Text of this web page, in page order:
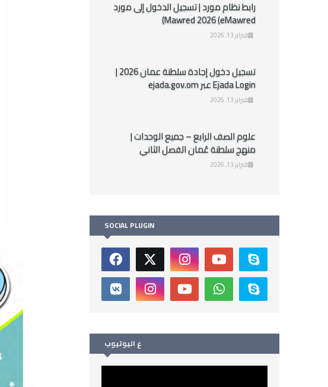
رابط نظام مورد | تسجيل الدخول إلى مورد
Mawred 2026 (eMawred)
فبراير 13, 2026
تسجيل دخول إجادة سلطنة عمان 2026 |
Ejada Login عبر ejada.gov.om
فبراير 13, 2026
علوم الصف الرابع – جميع الوحدات |
منهج سلطنة عُمان الفصل الثاني
فبراير 13, 2026
SOCIAL PLUGIN
ع اليوتيوب